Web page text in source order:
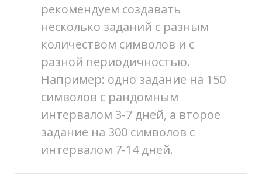
рекомендуем создавать
несколько заданий с разным
количеством символов и с
разной периодичностью.
Например: одно задание на 150
символов с рандомным
интервалом 3-7 дней, а второе
задание на 300 символов с
интервалом 7-14 дней.